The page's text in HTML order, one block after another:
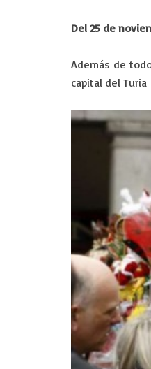
Del 25 de
Además de
capital del